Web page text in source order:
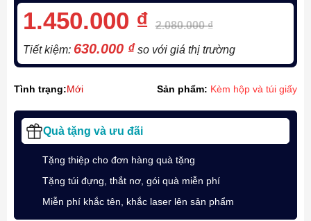
1.450.000 ₫ 2.080.000₫
Tiết kiệm: 630.000 ₫so với giá thị trường
Tình trạng:Mới Sản phẩm: Kèm hộp và túi giấy
Quà tặng và ưu đãi
Tặng thiệp cho đơn hàng quà tặng
Tặng túi đựng, thắt nơ, gói quà miễn phí
Miễn phí khắc tên, khắc laser lên sản phẩm